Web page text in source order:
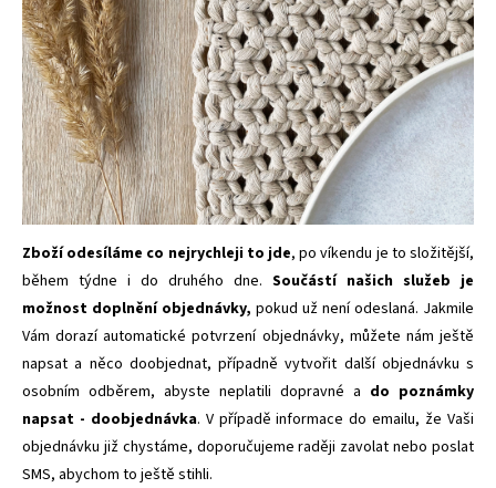
Zboží odesíláme co nejrychleji to jde, po víkendu je to složitější,
během týdne i do druhého dne. Součástí našich služeb je
možnost doplnění objednávky, pokud už není odeslaná. Jakmile
Vám dorazí automatické potvrzení objednávky, můžete nám ještě
napsat a něco doobjednat, případně vytvořit další objednávku s
osobním odběrem, abyste neplatili dopravné a do poznámky
napsat - doobjednávka. V případě informace do emailu, že Vaši
objednávku již chystáme, doporučujeme raději zavolat nebo poslat
SMS, abychom to ještě stihli.